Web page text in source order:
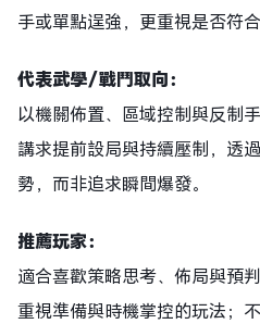
手或單點逞強，更重視是否符
代表武學／戰鬥取向：
以機關佈置、區域控制與反制
講求提前設局與持續壓制，透
勢，而非追求瞬間爆發。
推薦玩家：
適合喜歡策略思考、佈局與預
重視準備與時機掌控的玩法；